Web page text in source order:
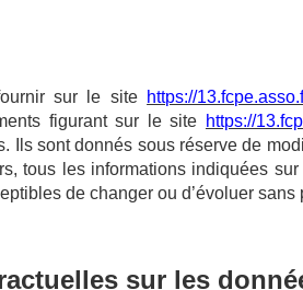
sur le site https://
figurant sur le site https://
Ils sont donnés sous réserve de
tous les informations indiquées sur
de changer ou d’évoluer sans
sur les